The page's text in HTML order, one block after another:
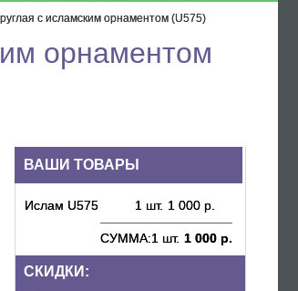
с исламским орнаментом (U575)
орнаментом
ВАШИ ТОВАРЫ
Ислам U575 1 шт. 1 000 р.
СУММА:1 шт. 1 000 р.
СКИДКИ: